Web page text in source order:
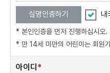
실명인증하기 내
* 본인인증을 먼저 진행하십시오.
* 만 14세 미만의 어린이는 회원
아이디 *